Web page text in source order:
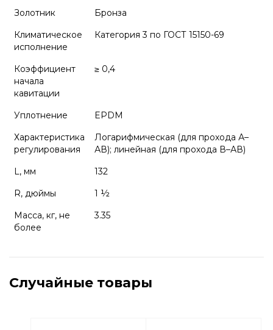
Золотник
Бронза
Климатическое
исполнение
Категория 3 по ГОСТ 15150-69
Коэффициент
начала
кавитации
≥ 0,4
Уплотнение
EPDM
Характеристика
регулирования
Логарифмическая (для прохода А–
АВ); линейная (для прохода В–АВ)
L, мм
132
R, дюймы
1 ½
Масса, кг, не
более
3.35
Случайные товары